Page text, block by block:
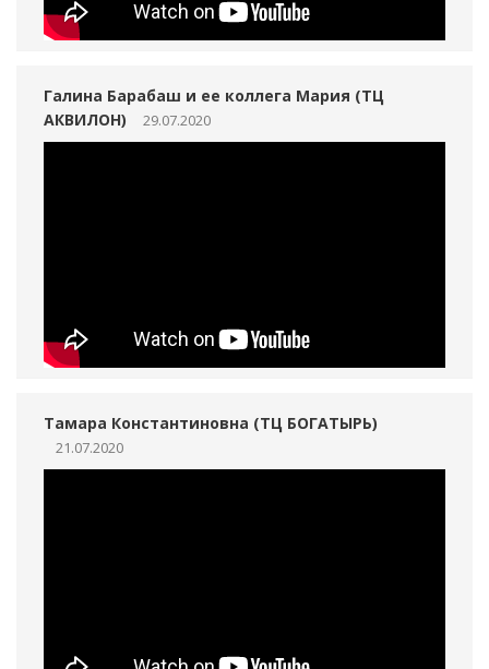
Галина Барабаш и ее коллега Мария (ТЦ
АКВИЛОН)
29.07.2020
Тамара Константиновна (ТЦ БОГАТЫРЬ)
21.07.2020